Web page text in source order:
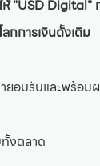
"USD Digital"
กการเงินดั้งเดิม
ยอมรับและพร้อ
งตลาด